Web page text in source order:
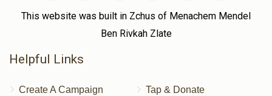
This website was built in Zchus of Menachem Mendel
Ben Rivkah Zlate
Helpful Links
Create A Campaign
Tap & Donate